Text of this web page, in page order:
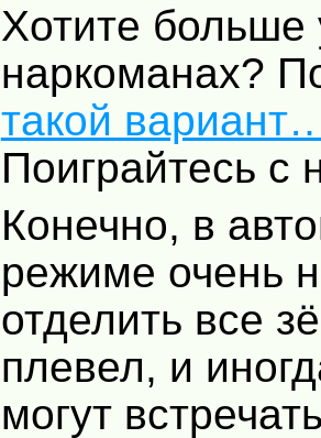
Хотите больше
наркоманах?
такой
Поиграйтесь с
Конечно, в
режиме очень
отделить все
плевел, и
могут